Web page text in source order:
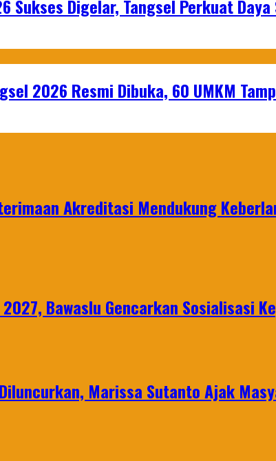
Sukses Digelar, Tangsel Perkuat
2026 Resmi Dibuka, 60 UMKM
Akreditasi Mendukung
Bawaslu Gencarkan Sosialisasi
Diluncurkan, Marissa Sutanto Ajak